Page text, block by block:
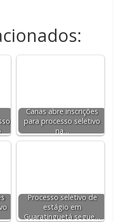
Canas abre inscrições
para processo seletivo
na…
Processo seletivo de
estágio em
Guaratinguetá segue…